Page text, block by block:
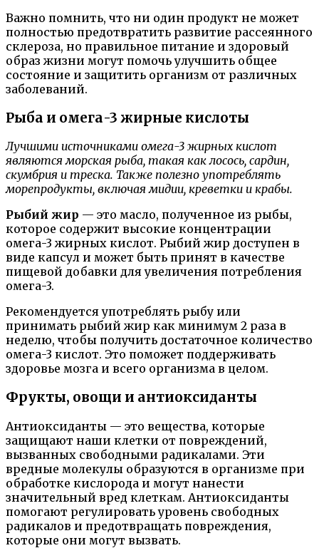
Важно помнить, что ни один продукт не может
полностью предотвратить развитие рассеянного
склероза, но правильное питание и здоровый
образ жизни могут помочь улучшить общее
состояние и защитить организм от различных
заболеваний.
Рыба и омега-3 жирные кислоты
Лучшими источниками омега-3 жирных кислот
являются морская рыба, такая как лосось, сардин,
скумбрия и треска. Также полезно употреблять
морепродукты, включая мидии, креветки и крабы.
Рыбий жир — это масло, полученное из рыбы,
которое содержит высокие концентрации
омега-3 жирных кислот. Рыбий жир доступен в
виде капсул и может быть принят в качестве
пищевой добавки для увеличения потребления
омега-3.
Рекомендуется употреблять рыбу или
принимать рыбий жир как минимум 2 раза в
неделю, чтобы получить достаточное количество
омега-3 кислот. Это поможет поддерживать
здоровье мозга и всего организма в целом.
Фрукты, овощи и антиоксиданты
Антиоксиданты — это вещества, которые
защищают наши клетки от повреждений,
вызванных свободными радикалами. Эти
вредные молекулы образуются в организме при
обработке кислорода и могут нанести
значительный вред клеткам. Антиоксиданты
помогают регулировать уровень свободных
радикалов и предотвращать повреждения,
которые они могут вызвать.